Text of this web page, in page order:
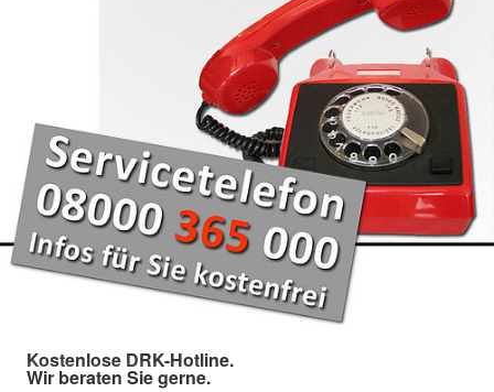
Kostenlose DRK-Hotline.
Wir beraten Sie gerne.